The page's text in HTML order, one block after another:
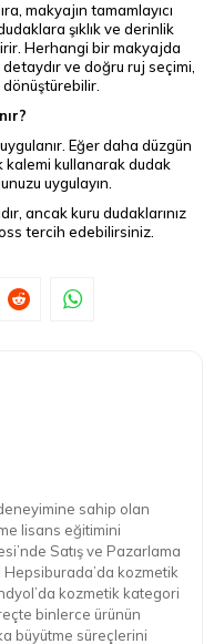
makyajın tamamlayıcı
şıklık ve derinlik
Herhangi bir makyajda
ve doğru ruj seçimi,
Eğer daha düzgün
kalemi kullanarak dudak
uygulayın.
ancak kuru dudaklarınız
tercih edebilirsiniz.
sahip olan
lisans eğitimini
Satış ve Pazarlama
Hepsiburada’da kozmetik
kozmetik kategori
binlerce ürünün
büyütme süreçlerini